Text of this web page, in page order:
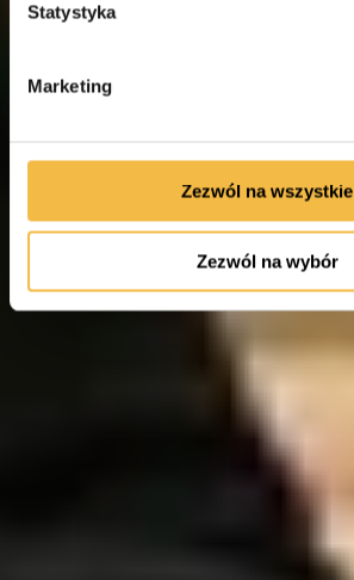
Statystyka
Marketing
Zezwól na wszystkie
Zezwól na wybór